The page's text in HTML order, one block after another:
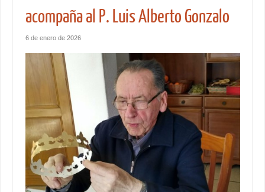
acompaña al P. Luis Alberto Gonzalo
6 de enero de 2026